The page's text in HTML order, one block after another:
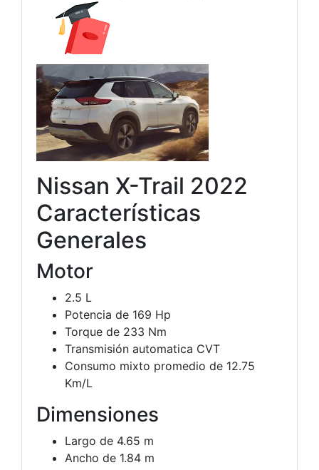
Nissan X-Trail 2022
Características
Generales
Motor
2.5 L
Potencia de 169 Hp
Torque de 233 Nm
Transmisión automatica CVT
Consumo mixto promedio de 12.75
Km/L
Dimensiones
Largo de 4.65 m
Ancho de 1.84 m